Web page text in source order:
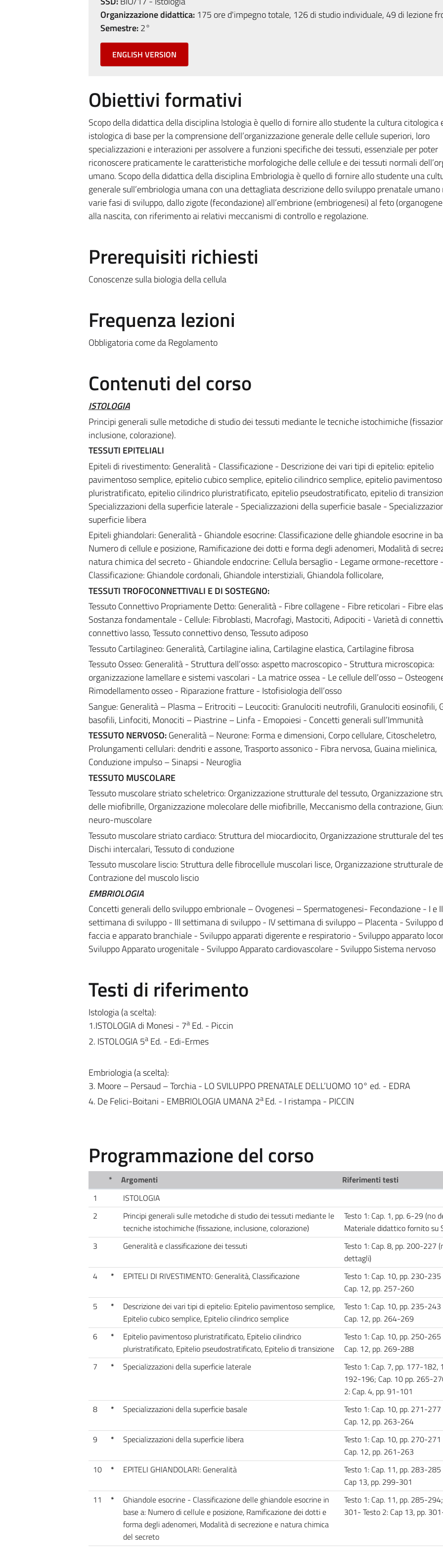
Organizzazione didattica:175 ore d'impegno totale, 126 di studio individuale, 49 di lezione
Semestre:2°
ENGLISH VERSION
Obiettivi formativi
Scopo della didattica della disciplina Istologia è quello di fornire allo studente la cultura citologica
istologica di base per la comprensione dell’organizzazione generale delle cellule superiori, loro
specializzazioni e interazioni per assolvere a funzioni specifiche dei tessuti, essenziale per poter
riconoscere praticamente le caratteristiche morfologiche delle cellule e dei tessuti normali
umano. Scopo della didattica della disciplina Embriologia è quello di fornire allo studente una
generale sull’embriologia umana con una dettagliata descrizione dello sviluppo prenatale umano
varie fasi di sviluppo, dallo zigote (fecondazione) all’embrione (embriogenesi) al feto
alla nascita, con riferimento ai relativi meccanismi di controllo e regolazione.
Prerequisiti richiesti
Conoscenze sulla biologia della cellula
Frequenza lezioni
Obbligatoria come da Regolamento
Contenuti del corso
ISTOLOGIA
Principi generali sulle metodiche di studio dei tessuti mediante le tecniche istochimiche
inclusione, colorazione).
TESSUTI EPITELIALI
Epiteli di rivestimento: Generalità - Classificazione - Descrizione dei vari tipi di epitelio: epitelio
pavimentoso semplice, epitelio cubico semplice, epitelio cilindrico semplice, epitelio pavimentoso
pluristratificato, epitelio cilindrico pluristratificato, epitelio pseudostratificato, epitelio di
Specializzazioni della superficie laterale - Specializzazioni della superficie basale -
superficie libera
Epiteli ghiandolari: Generalità - Ghiandole esocrine: Classificazione delle ghiandole esocrine in
Numero di cellule e posizione, Ramificazione dei dotti e forma degli adenomeri, Modalità di
natura chimica del secreto - Ghiandole endocrine: Cellula bersaglio - Legame ormone-recettore
Classificazione: Ghiandole cordonali, Ghiandole interstiziali, Ghiandola follicolare,
TESSUTI TROFOCONNETTIVALI E DI SOSTEGNO:
Tessuto Connettivo Propriamente Detto: Generalità - Fibre collagene - Fibre reticolari - Fibre
Sostanza fondamentale - Cellule: Fibroblasti, Macrofagi, Mastociti, Adipociti - Varietà di
connettivo lasso, Tessuto connettivo denso, Tessuto adiposo
Tessuto Cartilagineo: Generalità, Cartilagine ialina, Cartilagine elastica, Cartilagine fibrosa
Tessuto Osseo: Generalità - Struttura dell’osso: aspetto macroscopico - Struttura microscopica:
organizzazione lamellare e sistemi vascolari - La matrice ossea - Le cellule dell’osso –
Rimodellamento osseo - Riparazione fratture - Istofisiologia dell’osso
Sangue: Generalità – Plasma – Eritrociti – Leucociti: Granulociti neutrofili, Granulociti eosinofili,
basofili, Linfociti, Monociti – Piastrine – Linfa - Emopoiesi - Concetti generali sull’Immunità
TESSUTO NERVOSO:Generalità – Neurone: Forma e dimensioni, Corpo cellulare, Citoscheletro,
Prolungamenti cellulari: dendriti e assone, Trasporto assonico - Fibra nervosa, Guaina mielinica,
Conduzione impulso – Sinapsi - Neuroglia
TESSUTO MUSCOLARE
Tessuto muscolare striato scheletrico: Organizzazione strutturale del tessuto, Organizzazione
delle miofibrille, Organizzazione molecolare delle miofibrille, Meccanismo della contrazione,
neuro-muscolare
Tessuto muscolare striato cardiaco: Struttura del miocardiocito, Organizzazione strutturale del
Dischi intercalari, Tessuto di conduzione
Tessuto muscolare liscio: Struttura delle fibrocellule muscolari lisce, Organizzazione strutturale
Contrazione del muscolo liscio
EMBRIOLOGIA
Concetti generali dello sviluppo embrionale – Ovogenesi – Spermatogenesi- Fecondazione - I e II
settimana di sviluppo - III settimana di sviluppo - IV settimana di sviluppo – Placenta - Sviluppo
faccia e apparato branchiale - Sviluppo apparati digerente e respiratorio - Sviluppo apparato
Sviluppo Apparato urogenitale - Sviluppo Apparato cardiovascolare - Sviluppo Sistema nervoso
Testi di riferimento
Istologia (a scelta):
1.ISTOLOGIA di Monesi - 7aEd. - Piccin
2. ISTOLOGIA 5aEd. - Edi-Ermes
Embriologia (a scelta):
3. Moore – Persaud – Torchia - LO SVILUPPO PRENATALE DELL’UOMO 10° ed. - EDRA
4. De Felici-Boitani - EMBRIOLOGIA UMANA 2a Ed. - I ristampa - PICCIN
Programmazione del corso
* Argomenti
Riferimenti testi
1
ISTOLOGIA
2
Principi generali sulle metodiche di studio dei tessuti mediante le
tecniche istochimiche (fissazione, inclusione, colorazione)
Testo 1: Cap. 1, pp. 6-29 (no
Materiale didattico fornito
3
Generalità e classificazione dei tessuti
Testo 1: Cap. 8, pp. 200-227
dettagli)
4
* EPITELI DI RIVESTIMENTO: Generalità, Classificazione
Testo 1: Cap. 10, pp. 230-
Cap. 12, pp. 257-260
5
*
Descrizione dei vari tipi di epitelio: Epitelio pavimentoso semplice,
Epitelio cubico semplice, Epitelio cilindrico semplice
Testo 1: Cap. 10, pp. 235-
Cap. 12, pp. 264-269
6
*
Epitelio pavimentoso pluristratificato, Epitelio cilindrico
pluristratificato, Epitelio pseudostratificato, Epitelio di transizione
Testo 1: Cap. 10, pp. 250-
Cap. 12, pp. 269-288
7
* Specializzazioni della superficie laterale
Testo 1: Cap. 7, pp. 177-182,
192-196; Cap. 10 pp. 265-
2: Cap. 4, pp. 91-101
8
* Specializzazioni della superficie basale
Testo 1: Cap. 10, pp. 271-
Cap. 12, pp. 263-264
9
* Specializzazioni della superficie libera
Testo 1: Cap. 10, pp. 270-
Cap. 12, pp. 261-263
10
* EPITELI GHIANDOLARI: Generalità
Testo 1: Cap. 11, pp. 283-
Cap 13, pp. 299-301
11
*
Ghiandole esocrine - Classificazione delle ghiandole esocrine in
base a: Numero di cellule e posizione, Ramificazione dei dotti e
forma degli adenomeri, Modalità di secrezione e natura chimica
del secreto
Testo 1: Cap. 11, pp. 285-
301- Testo 2: Cap 13, pp.